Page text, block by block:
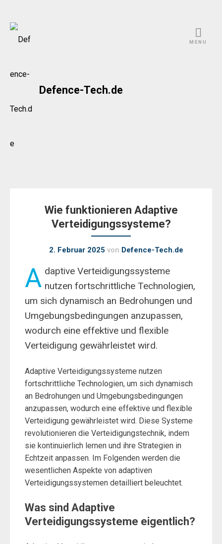
Skip
Defence-Tech.de
MENU
Wie funktionieren Adaptive
Verteidigungssysteme?
2. Februar 2025 von Defence-Tech.de
A daptive Verteidigungssysteme
nutzen fortschrittliche Technologien,
um sich dynamisch an Bedrohungen und
Umgebungsbedingungen anzupassen,
wodurch eine effektive und flexible
Verteidigung gewährleistet wird.
Adaptive Verteidigungssysteme nutzen
fortschrittliche Technologien, um sich dynamisch
an Bedrohungen und Umgebungsbedingungen
anzupassen, wodurch eine effektive und flexible
Verteidigung gewährleistet wird. Diese Systeme
revolutionieren die Verteidigungstechnik, indem
sie kontinuierlich lernen und ihre Strategien in
Echtzeit anpassen. Im Folgenden werden die
wesentlichen Aspekte von adaptiven
Verteidigungssystemen detailliert beleuchtet.
Was sind Adaptive
Verteidigungssysteme eigentlich?